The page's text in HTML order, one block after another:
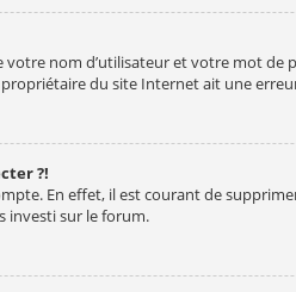
nom d’utilisateur et votre mot
du site Internet ait une
?!
En effet, il est courant de
investi sur le forum.